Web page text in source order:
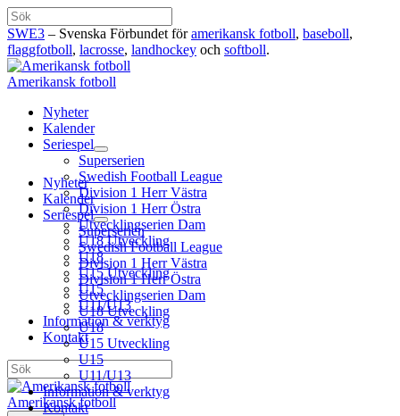
Hoppa
till
innehåll
Sök
SWE3 – Svenska Förbundet föramerikansk fotboll, baseboll,
flaggfotboll, lacrosse, landhockey och softboll.
Amerikansk fotboll
Nyheter
Kalender
Seriespel
Superserien
Swedish Football League
Division 1 Herr Västra
Division 1 Herr Östra
Utvecklingserien Dam
U18 Utveckling
U18
U15 Utveckling
U15
U11/U13
Information & verktyg
Kontakt
Sök
Amerikansk fotboll
Nyheter
Kalender
Seriespel
Superserien
Swedish Football League
Division 1 Herr Västra
Division 1 Herr Östra
Utvecklingserien Dam
U18 Utveckling
U18
U15 Utveckling
U15
U11/U13
Information & verktyg
Kontakt